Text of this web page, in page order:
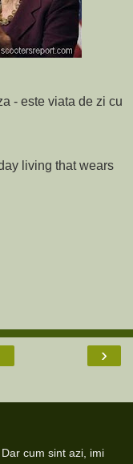
- este viata de zi cu
living that wears
›
cum sint azi, imi